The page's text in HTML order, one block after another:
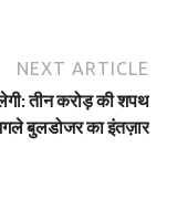
NEXT ARTICLE
तीन करोड़ की शपथ
बुलडोजर का इंतज़ार